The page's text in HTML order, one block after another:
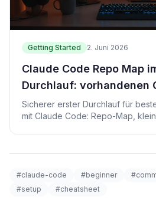
Getting Started 2. Juni 2026
Claude Code Repo Map
Durchlauf: vorhandenen
lesen
Sicherer erster Durchlauf für
mit Claude Code: Repo-Map,
#claude-code #beginner
#setup
#cheatsheet